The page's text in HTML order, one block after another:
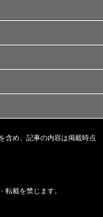
含め、記事の内容は掲載時点
転載を禁じます。